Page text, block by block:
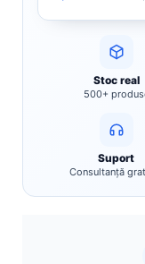
Stoc real
500+
Suport
Consultanță